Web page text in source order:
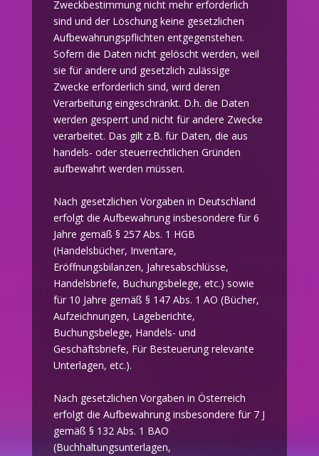
Zweckbestimmung nicht mehr erforderlich
sind und der Löschung keine gesetzlichen
Aufbewahrungspflichten entgegenstehen.
Sofern die Daten nicht gelöscht werden, weil
sie für andere und gesetzlich zulässige
Zwecke erforderlich sind, wird deren
Verarbeitung eingeschränkt. D.h. die Daten
werden gesperrt und nicht für andere Zwecke
verarbeitet. Das gilt z.B. für Daten, die aus
handels- oder steuerrechtlichen Gründen
aufbewahrt werden müssen.
Nach gesetzlichen Vorgaben in Deutschland
erfolgt die Aufbewahrung insbesondere für 6
Jahre gemäß § 257 Abs. 1 HGB
(Handelsbücher, Inventare,
Eröffnungsbilanzen, Jahresabschlüsse,
Handelsbriefe, Buchungsbelege, etc.) sowie
für 10 Jahre gemäß § 147 Abs. 1 AO (Bücher,
Aufzeichnungen, Lageberichte,
Buchungsbelege, Handels- und
Geschäftsbriefe, Für Besteuerung relevante
Unterlagen, etc.).
Nach gesetzlichen Vorgaben in Österreich
erfolgt die Aufbewahrung insbesondere für 7 J
gemäß § 132 Abs. 1 BAO
(Buchhaltungsunterlagen,